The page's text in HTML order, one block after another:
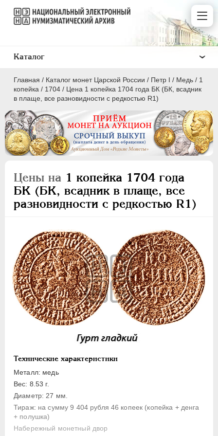
Главная / Каталог монет Царской России / Пeтр I / Медь / 1
копейка / 1704 / Цена 1 копейка 1704 года БК (БК, всадник
в плаще, все разновидности с редкостью R1)
Цены на 1 копейка 1704 года
БК (БК, всадник в плаще, все
разновидности с редкостью R1)
Технические характеристики
Металл: медь
Вес: 8.53 г.
Диаметр: 27 мм.
Тираж: на сумму 9 404 рубля 46 копеек (копейка + денга
+ полушка)
Набережный монетный двор
Каталог
ПEТР I 1699 - 1725
Серебро
Медь
5 копеек
Денга
Полушка
Полполушки
Пробные
Для Речи Посполитой
Монетовидные жетоны
ЕКАТЕРИНА I 1725-1727
1727-1729
АННА ИОАННОВНА
ИОАНН АНТОНОВИЧ
ЕЛИЗАВЕТА
ПЕТР III 1762-1762
ЕКАТЕРИНА II 1762-1796
ПАВЕЛ I
1796-1801